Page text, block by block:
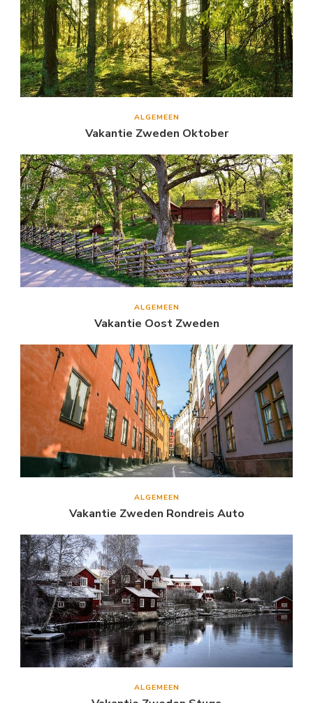
ALGEMEEN
Vakantie Zweden Oktober
ALGEMEEN
Vakantie Oost Zweden
ALGEMEEN
Vakantie Zweden Rondreis Auto
ALGEMEEN